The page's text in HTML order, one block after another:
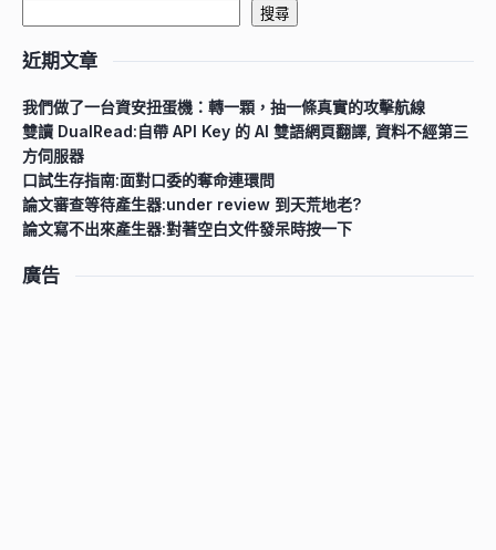
搜尋
近期文章
我們做了一台資安扭蛋機：轉一顆，抽一條真實的攻擊航線
雙讀 DualRead:自帶 API Key 的 AI 雙語網頁翻譯, 資料不經第三
方伺服器
口試生存指南:面對口委的奪命連環問
論文審查等待產生器:under review 到天荒地老?
論文寫不出來產生器:對著空白文件發呆時按一下
廣告